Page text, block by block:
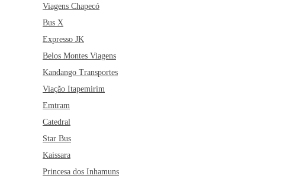
Viagens Chapecó
Bus X
Expresso JK
Belos Montes Viagens
Kandango Transportes
Viação Itapemirim
Emtram
Catedral
Star Bus
Kaissara
Princesa dos Inhamuns